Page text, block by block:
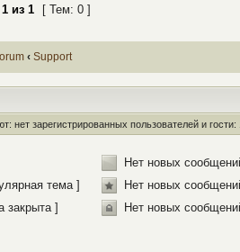
1 из 1 [ Тем: 0 ]
‹ Support
нет зарегистрированных пользователей и гости:
Нет новых
тема ]
Нет новых
закрыта ]
Нет новых